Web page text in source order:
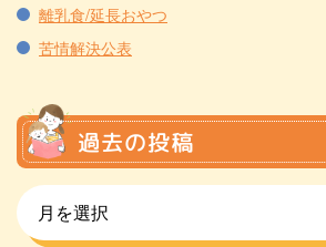
離乳食/延長おやつ
苦情解決公表
過去の投稿